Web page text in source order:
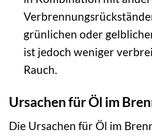
grünlichen oder
ist jedoch weniger
Rauch.
Ursachen für Öl im
Die Ursachen für Öl im